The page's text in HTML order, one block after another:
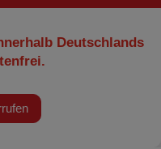
Deutschlands